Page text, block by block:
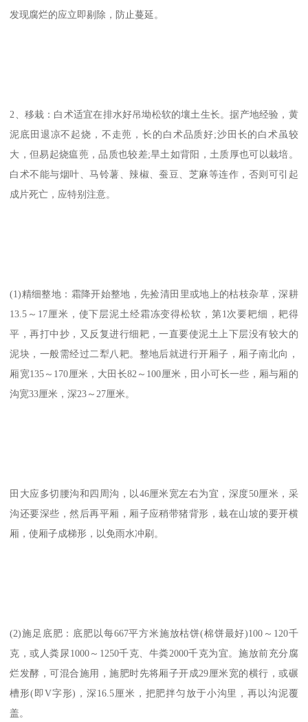
发现腐烂的应立即剔除，防止蔓延。
2、移栽：白术适宜在排水好吊坳松软的壤土生长。据产地经验，黄
泥底田退凉不起烧，不走蔸，长的白术品质好;沙田长的白术虽较
大，但易起烧瘟蔸，品质也较差;旱土如背阳，土质厚也可以栽培。
白术不能与烟叶、马铃薯、辣椒、蚕豆、芝麻等连作，否则可引起
成片死亡，应特别注意。
(1)精细整地：霜降开始整地，先捡清田里或地上的枯枝杂草，深耕
13.5～17厘米，使下层泥土经霜冻变得松软，第1次要耙细，耙得
平，再打中抄，又反复进行细耙，一直要使泥土上下层没有较大的
泥块，一般需经过二犁八耙。整地后就进行开厢子，厢子南北向，
厢宽135～170厘米，大田长82～100厘米，田小可长一些，厢与厢的
沟宽33厘米，深23～27厘米。
田大应多切腰沟和四周沟，以46厘米宽左右为宜，深度50厘米，采
沟还要深些，然后再平厢，厢子应稍带猪背形，栽在山坡的要开横
厢，使厢子成梯形，以免雨水冲刷。
(2)施足底肥：底肥以每667平方米施放枯饼(棉饼最好)100～120千
克，或人粪尿1000～1250千克、牛粪2000千克为宜。施放前充分腐
烂发酵，可混合施用，施肥时先将厢子开成29厘米宽的横行，或碾
槽形(即V字形)，深16.5厘米，把肥拌匀放于小沟里，再以沟泥覆
盖。